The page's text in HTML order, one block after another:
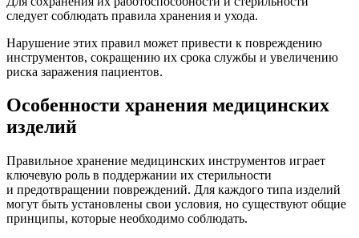
следует соблюдать правила хранения и ухода.
Нарушение этих правил может привести к повреждению
инструментов, сокращению их срока службы и увеличению
риска заражения пациентов.
Особенности хранения медицинских
изделий
Правильное хранение медицинских инструментов играет
ключевую роль в поддержании их стерильности
и предотвращении повреждений. Для каждого типа изделий
могут быть установлены свои условия, но существуют общие
принципы, которые необходимо соблюдать.